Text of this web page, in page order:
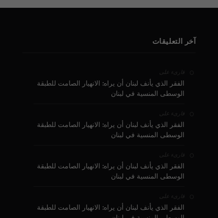
آخر التعليقات
قارىء على
الفقر الذي يأنف لبنان أن يراه: الانهيار الصامت للطبقة
الوسطى المنسية في لبنان
قارىء على
الفقر الذي يأنف لبنان أن يراه: الانهيار الصامت للطبقة
الوسطى المنسية في لبنان
قارىء على
الفقر الذي يأنف لبنان أن يراه: الانهيار الصامت للطبقة
الوسطى المنسية في لبنان
قارىء على
الفقر الذي يأنف لبنان أن يراه: الانهيار الصامت للطبقة